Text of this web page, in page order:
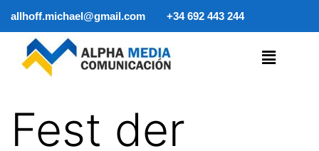
allhoff.michael@gmail.com +34 692 443 244
Fest der